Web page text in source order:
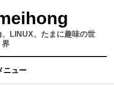
LINUX、たまに趣味の世
界
ニュー